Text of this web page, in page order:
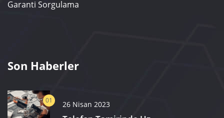
Garanti Sorgulama
Son Haberler
01 26 Nisan 2023